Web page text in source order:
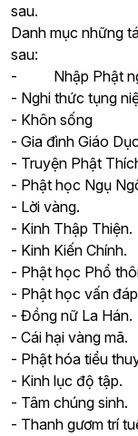
sau.
Danh mục những
sau:
- Nhập Phật
- Nghi thức tụng
- Khôn sống
- Gia đình Giáo
- Truyện Phật
- Phật học Ngụ
- Lời vàng.
- Kinh Thập Thiện.
- Kinh Kiến Chính.
- Phật học Phổ
- Phật học vấn
- Đồng nữ La Hán.
- Cái hại vàng mã.
- Phật hóa tiểu
- Kinh lục độ tập.
- Tâm chúng sinh.
- Thanh gươm trí